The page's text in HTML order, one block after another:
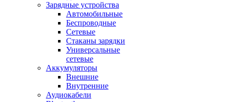
Зарядные устройства
Автомобильные
Беспроводные
Сетевые
Стаканы зарядки
Универсальные
сетевые
Аккумуляторы
Внешние
Внутренние
Аудиокабели